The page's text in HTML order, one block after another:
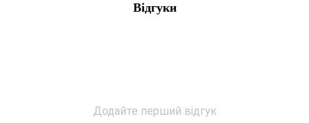
Відгуки
Додайте перший відгук